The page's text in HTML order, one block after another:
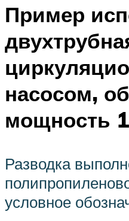
Пример
насосом,
мощность
Разводка
условное